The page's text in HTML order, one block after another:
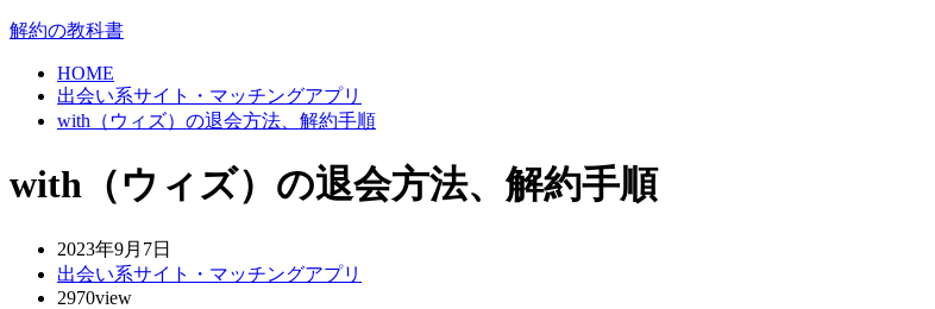
解約の教科書
HOME
出会い系サイト・マッチングアプリ
with（ウィズ）の退会方法、解約手順
with（ウィズ）の退会方法、解約手順
2023年9月7日
出会い系サイト・マッチングアプリ
2970view